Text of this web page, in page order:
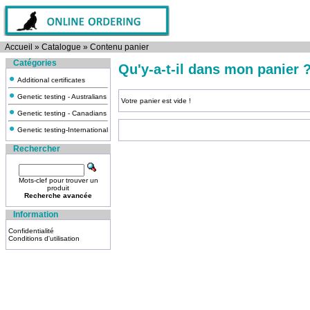
Accueil » Catalogue » Contenu panier
Catégories
Additional certificates
Genetic testing - Australians
Genetic testing - Canadians
Genetic testing-International
Rechercher
Mots-clef pour trouver un
produit
Recherche avancée
Information
Confidentialité
Conditions d'utilisation
Qu'y-a-t-il dans mon panier
Votre panier est vide !